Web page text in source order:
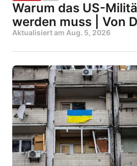
Warum das US-
werden muss | Von
Aktualisiert am Aug. 5, 2026